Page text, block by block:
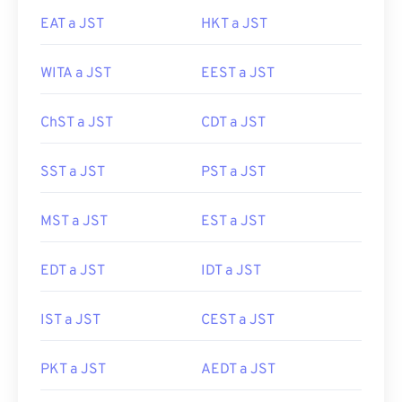
EAT a JST HKT a JST
WITA a JST EEST a JST
ChST a JST CDT a JST
SST a JST PST a JST
MST a JST EST a JST
EDT a JST IDT a JST
IST a JST CEST a JST
PKT a JST AEDT a JST